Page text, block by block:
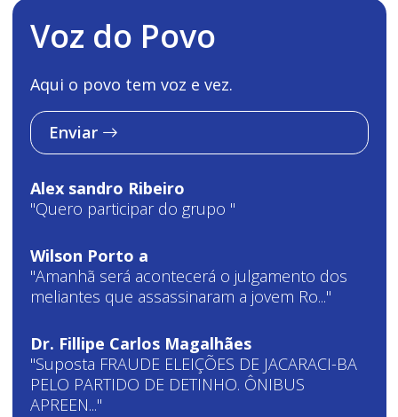
Voz do Povo
Aqui o povo tem voz e vez.
Enviar
Alex sandro Ribeiro
"Quero participar do grupo "
Wilson Porto a
"Amanhã será acontecerá o julgamento dos
meliantes que assassinaram a jovem Ro..."
Dr. Fillipe Carlos Magalhães
"Suposta FRAUDE ELEIÇÕES DE JACARACI-BA
PELO PARTIDO DE DETINHO. ÔNIBUS
APREEN..."